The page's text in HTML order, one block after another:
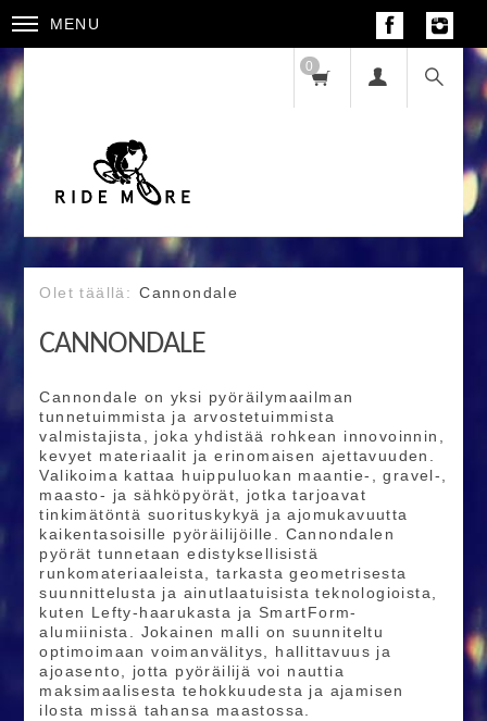
MENU
0
Cannondale
CANNONDALE
Cannondale on yksi pyöräilymaailman
tunnetuimmista ja arvostetuimmista
valmistajista, joka yhdistää rohkean innovoinnin,
kevyet materiaalit ja erinomaisen ajettavuuden.
Valikoima kattaa huippuluokan maantie-, gravel-,
maasto- ja sähköpyörät, jotka tarjoavat
tinkimätöntä suorituskykyä ja ajomukavuutta
kaikentasoisille pyöräilijöille. Cannondalen
pyörät tunnetaan edistyksellisistä
runkomateriaaleista, tarkasta geometrisesta
suunnittelusta ja ainutlaatuisista teknologioista,
kuten Lefty-haarukasta ja SmartForm-
alumiinista. Jokainen malli on suunniteltu
optimoimaan voimanvälitys, hallittavuus ja
ajoasento, jotta pyöräilijä voi nauttia
maksimaalisesta tehokkuudesta ja ajamisen
ilosta missä tahansa maastossa.